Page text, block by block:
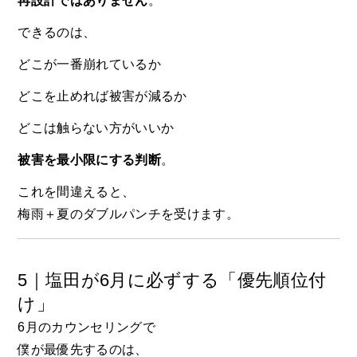
できるのは、
どこが一番崩れているか
どこを止めれば被害が減るか
どこは触らない方がいいか
被害を最小限にする判断。
これを間違えると、
梅雨＋夏のダブルパンチを受けます。
5｜塩田が6月に必ずする「優先順位付
け」
6月のカウンセリングで
僕が最優先するのは、